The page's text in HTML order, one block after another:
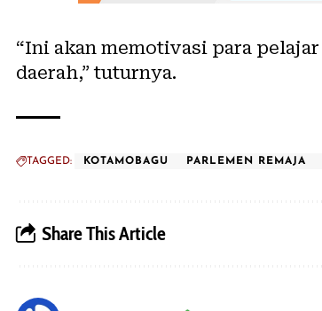
“Ini akan memotivasi para
daerah,” tuturnya.
TAGGED: KOTAMOBAGU PARLEMEN REMAJA
Share This Article